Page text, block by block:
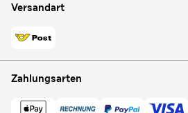
Versandart
Zahlungsarten